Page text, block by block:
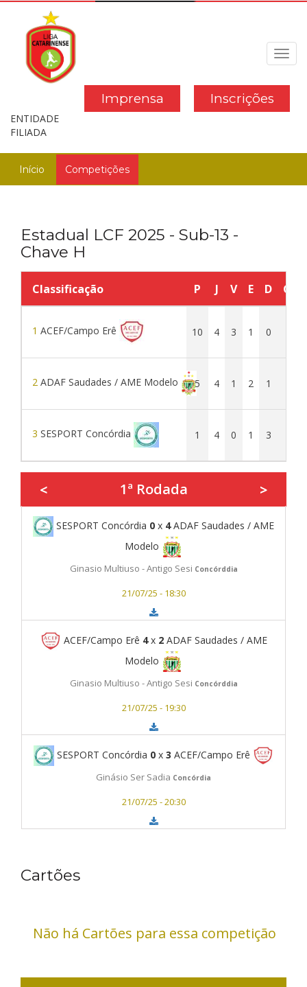
Inscrições
Imprensa
ENTIDADE
FILIADA
Início Competições
Estadual LCF 2025 - Sub-13 -
Chave H
Classificação P J V E D GP
1 ACEF/Campo Erê 10 4 3 1 0
2 ADAF Saudades / AME Modelo 5 4 1 2 1
3 SESPORT Concórdia 1 4 0 1 3
< 1ª Rodada >
SESPORT Concórdia 0 x 4ADAF Saudades / AME
Modelo
Ginasio Multiuso - Antigo Sesi Concórddia
21/07/25 - 18:30
ACEF/Campo Erê 4x 2ADAF Saudades / AME
Modelo
Ginasio Multiuso - Antigo Sesi Concórddia
21/07/25 - 19:30
SESPORT Concórdia 0 x 3 ACEF/Campo Erê
Ginásio Ser Sadia Concórdia
21/07/25 - 20:30
Cartões
Não há Cartões para essa competição